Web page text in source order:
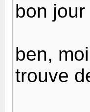
bon
ben,
trouve